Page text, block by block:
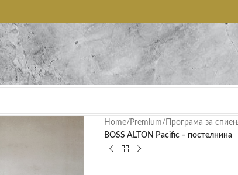
Home/ Premium/ Програма за
BOSS ALTON Pacific – постелнина